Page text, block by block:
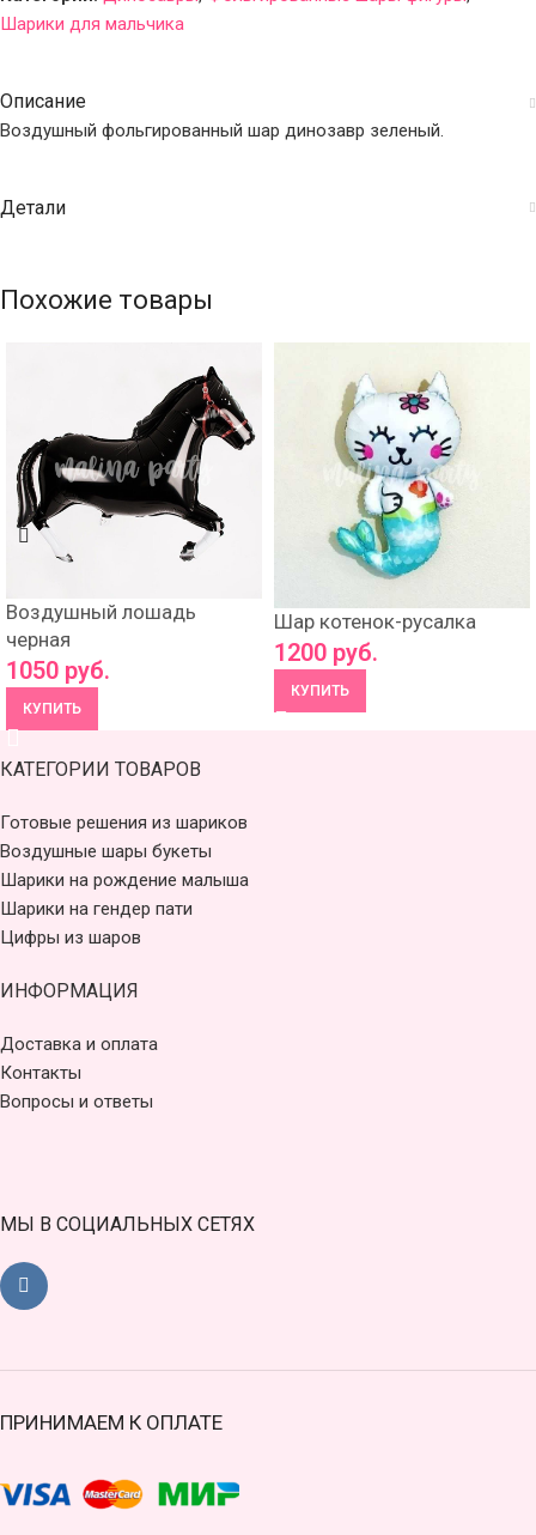
Шарики для мальчика
Описание
Воздушный фольгированный шар динозавр зеленый.
Детали
Похожие товары
Воздушный лошадь
черная
1050 руб.
КУПИТЬ
Шар котенок-русалка
1200 руб.
КУПИТЬ
КАТЕГОРИИ ТОВАРОВ
Готовые решения из шариков
Воздушные шары букеты
Шарики на рождение малыша
Шарики на гендер пати
Цифры из шаров
ИНФОРМАЦИЯ
Доставка и оплата
Контакты
Вопросы и ответы
МЫ В СОЦИАЛЬНЫХ СЕТЯХ
ПРИНИМАЕМ К ОПЛАТЕ